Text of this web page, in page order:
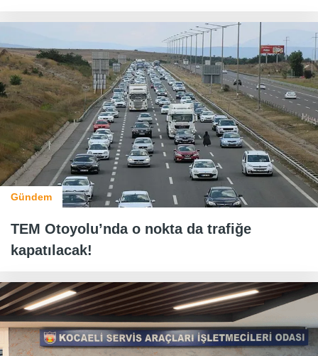
Gündem
TEM Otoyolu’nda o nokta da trafiğe
kapatılacak!